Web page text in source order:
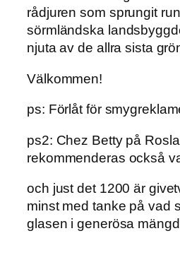
rådjuren som sprungit
sörmländska
njuta av de allra sista
Välkommen!
ps: Förlåt för
ps2: Chez Betty på
rekommenderas också
och just det 1200 är
minst med tanke på vad
glasen i generösa